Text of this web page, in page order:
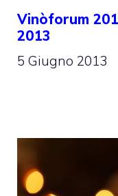
Vinòforum
2013
5 Giugno 2013